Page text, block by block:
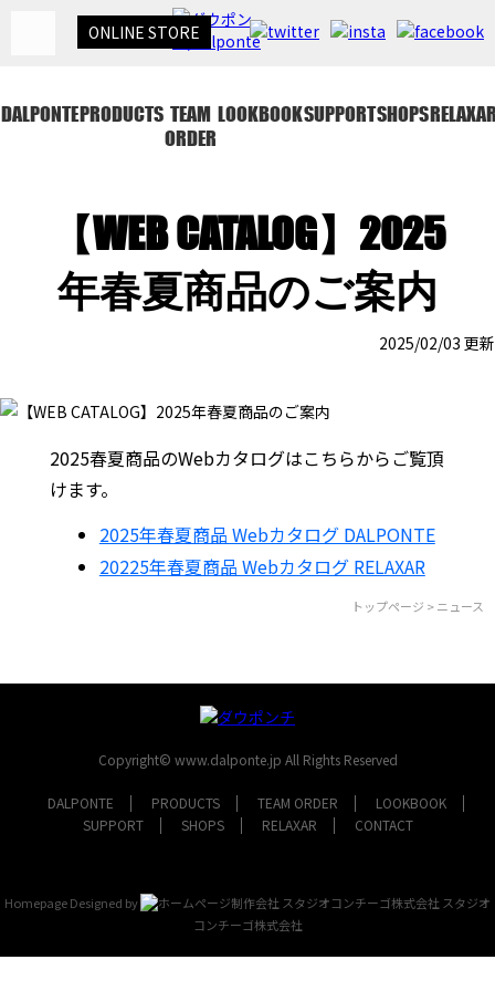
ONLINE STORE
DALPONTEPRODUCTS TEAM
ORDER
LOOKBOOKSUPPORTSHOPS
【WEB CATALOG】2025
年春夏商品のご案内
2025/02/03 更新
2025春夏商品のWebカタログはこちらからご覧頂
けます。
2025年春夏商品 Webカタログ DALPONTE
20225年春夏商品 Webカタログ RELAXAR
トップページ > ニュース
Copyright© www.dalponte.jp All Rights Reserved
DALPONTE PRODUCTS TEAM ORDER
LOOKBOOK
SUPPORT
SHOPS RELAXAR CONTACT
Homepage Designed by
スタジオ
コンチーゴ株式会社